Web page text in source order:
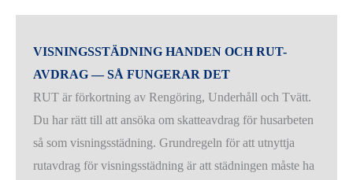
VISNINGSSTÄDNING HANDEN OCH RUT-
AVDRAG — SÅ FUNGERAR DET
RUT är förkortning av Rengöring, Underhåll och Tvätt.
Du har rätt till att ansöka om skatteavdrag för husarbeten
så som visningsstädning. Grundregeln för att utnyttja
rutavdrag för visningsstädning är att städningen måste ha